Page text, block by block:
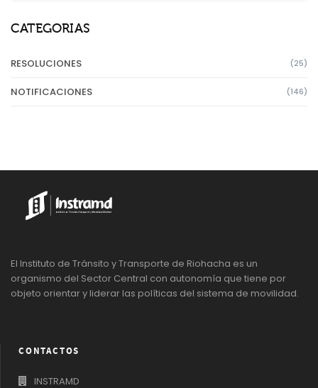
CATEGORIAS
(25)
RESOLUCIONES
(146)
NOTIFICACIONES
El Instituto de Tránsito y Transporte de Riohacha es un
organismo del Sector Central con autonomía que tiene por
objeto orientar y liderar las políticas del sistema de movilidad.
CONTACTOS
INSTRAMD